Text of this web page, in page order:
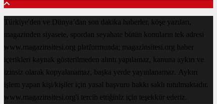
Türkiye'den ve Dünya’dan son dakika haberler, köşe yazıları,
magazinden siyasete, spordan seyahate bütün konuların tek adresi
www.magazinsitesi.org platformunda; magazinsitesi.org haber
içerikleri kaynak gösterilmeden alıntı yapılamaz, kanuna aykırı ve
izinsiz olarak kopyalanamaz, başka yerde yayınlanamaz. Aykırı
işlem yapan kişi/kişiler için yasal başvuru hakkı saklı tutulmaktadır.
www.magazinsitesi.org'i tercih ettiğiniz için teşekkür ederiz.